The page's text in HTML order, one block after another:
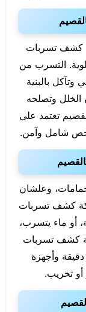
كشف تسربات
التسرب من
بالبنية
الخلل وتصلحه
تعتمد على
شامل وآمن.
وعلشان
كشف تسربات
أو ماء يتسرب،
كشف تسربات
وأجهزة
تخريب.